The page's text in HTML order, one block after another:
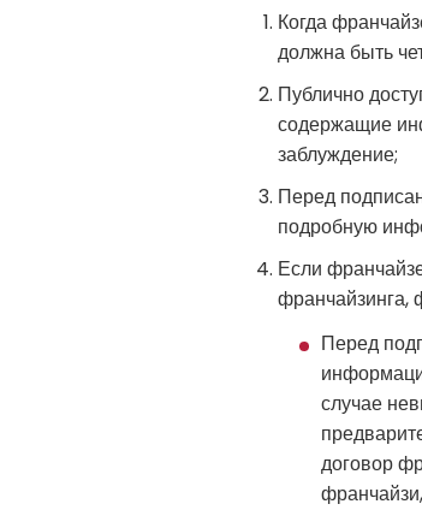
Когда
должна быть
Публично
содержащие
заблуждение;
Перед
подробную
Если
франчайзинга,
Перед
случае
договор